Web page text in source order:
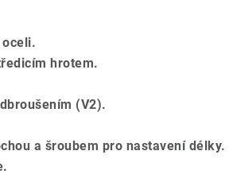
hrotem.
(V2).
a šroubem pro nastavení délky.